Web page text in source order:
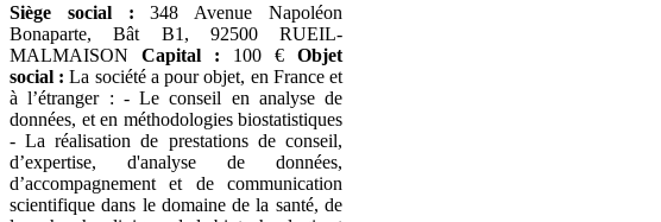
Siège social : 348 Avenue Napoléon
Bonaparte, Bât B1, 92500 RUEIL-
MALMAISON Capital : 100 € Objet
social : La société a pour objet, en France et
à l’étranger : - Le conseil en analyse de
données, et en méthodologies biostatistiques
- La réalisation de prestations de conseil,
d’expertise, d'analyse de données,
d’accompagnement et de communication
scientifique dans le domaine de la santé, de